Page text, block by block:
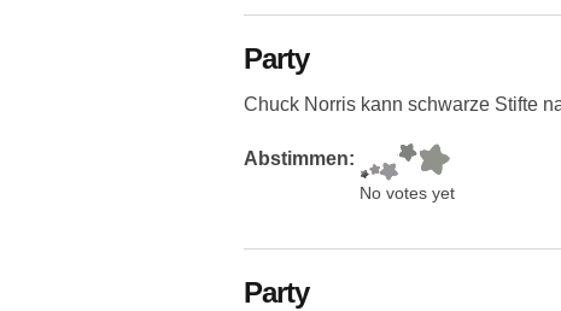
Party
Chuck Norris kann schwarze Stifte
Abstimmen:
No votes yet
Party